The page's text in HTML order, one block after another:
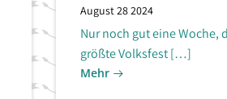
August 28 2024
Nur noch gut eine Woche,
größte Volksfest […]
Mehr